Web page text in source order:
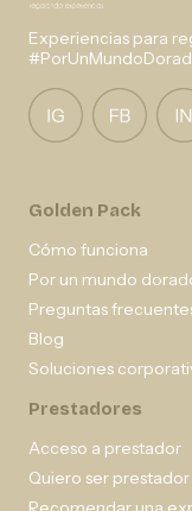
Experiencias para
Golden Pack
Cómo funciona
Por un mundo
Preguntas
Blog
Soluciones
Prestadores
Acceso a prestador
Quiero ser prestador